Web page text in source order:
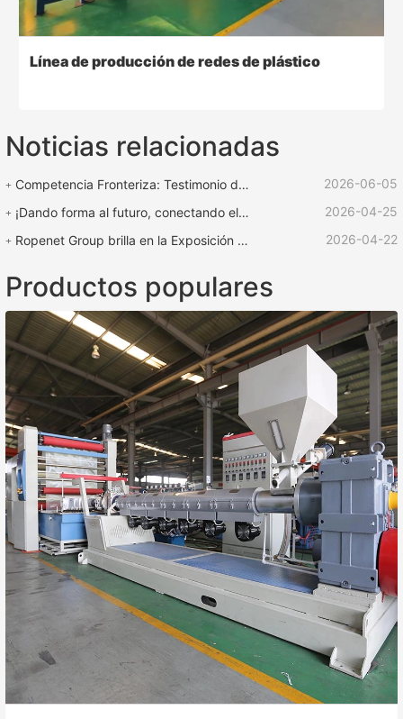
Línea de producción de redes de plástico
Noticias relacionadas
Competencia Fronteriza: Testimonio de Fuerza | Equipo ROPENET Apoya la Competencia de Cuerdas "Copa de Rescate Lu Zhen"
2026-06-05
¡Dando forma al futuro, conectando el mundo! | ¡La feria internacional de plásticos y caucho ROPENET 2026 llega a su fin!
2026-04-25
Ropenet Group brilla en la Exposición Internacional de Caucho y Plástico de Shanghái y regresa cargado de oportunidades para expandir su negocio global.
2026-04-22
Productos populares